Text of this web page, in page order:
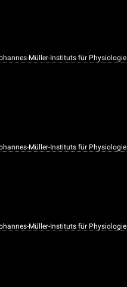
Müller-Instituts für Physiologie
Müller-Instituts für Physiologie
Müller-Instituts für Physiologie